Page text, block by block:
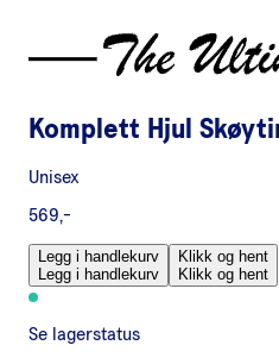
Komplett Hjul
Unisex
569,-
Legg i handlekurv
Legg i handlekurv
Klikk og hent
Klikk og hent
Se lagerstatus